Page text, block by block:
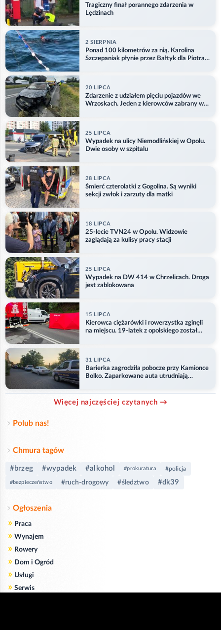
Tragiczny finał porannego zdarzenia w
Lędzinach
2 SIERPNIA
Ponad 100 kilometrów za nią. Karolina
Szczepaniak płynie przez Bałtyk dla Piotra.
20 LIPCA
Zdarzenie z udziałem pięciu pojazdów we
Wrzoskach. Jeden z kierowców zabrany w
25 LIPCA
Wypadek na ulicy Niemodlińskiej w Opolu.
Dwie osoby w szpitalu
28 LIPCA
Śmierć czterolatki z Gogolina. Są wyniki
sekcji zwłok i zarzuty dla matki
18 LIPCA
25-lecie TVN24 w Opolu. Widzowie
zaglądają za kulisy pracy stacji
25 LIPCA
Wypadek na DW 414 w Chrzelicach. Droga
jest zablokowana
15 LIPCA
Kierowca ciężarówki i rowerzystka zginęli
na miejscu. 19-latek z opolskiego został
31 LIPCA
Barierka zagrodziła pobocze przy Kamionce
Bolko. Zaparkowane auta utrudniają
Więcej najczęściej czytanych →
Polub nas!
Chmura tagów
#brzeg #wypadek #alkohol #prokuratura #policja
#bezpieczeństwo #ruch-drogowy #śledztwo #dk39
Ogłoszenia
» Praca
» Wynajem
» Rowery
» Dom i Ogród
» Usługi
» Serwis